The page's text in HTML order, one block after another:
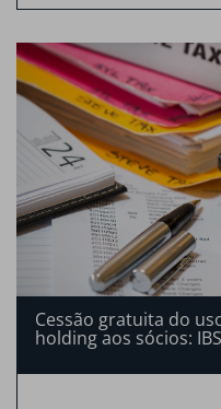
Cessão gratuita do
holding aos sócios: